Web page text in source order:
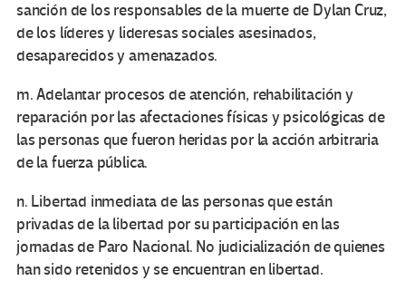
sanción de los responsables de la muerte de Dylan Cruz,
de los líderes y lideresas sociales asesinados,
desaparecidos y amenazados.
m. Adelantar procesos de atención, rehabilitación y
reparación por las afectaciones físicas y psicológicas de
las personas que fueron heridas por la acción arbitraria
de la fuerza pública.
n. Libertad inmediata de las personas que están
privadas de la libertad por su participación en las
jornadas de Paro Nacional. No judicialización de quienes
han sido retenidos y se encuentran en libertad.